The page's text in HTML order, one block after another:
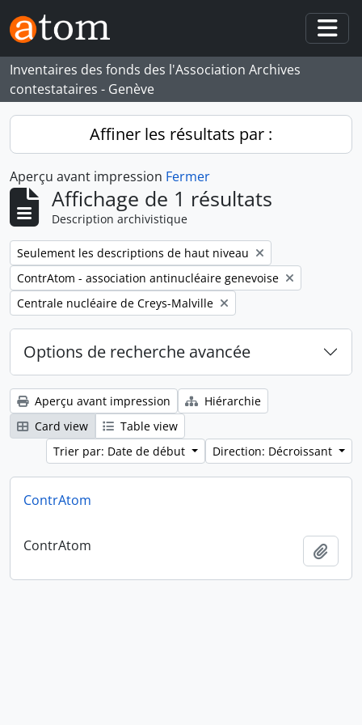
Skip to main content
Inventaires des fonds des l'Association Archives
contestataires - Genève
Affiner les résultats par :
Aperçu avant impression Fermer
Affichage de 1 résultats
Description archivistique
Remove filter:
Seulement les descriptions de haut niveau
Remove filter:
ContrAtom - association antinucléaire genevoise
Remove filter:
Centrale nucléaire de Creys-Malville
Options de recherche avancée
Aperçu avant impression
Hiérarchie
Card view
Table view
Trier par: Date de début
Direction: Décroissant
ContrAtom
ContrAtom